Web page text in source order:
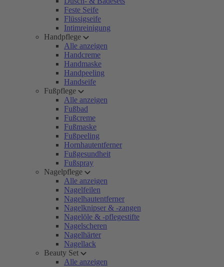
Feste Seife
Flüssigseife
Intimreinigung
Handpflege
Alle anzeigen
Handcreme
Handmaske
Handpeeling
Handseife
Fußpflege
Alle anzeigen
Fußbad
Fußcreme
Fußmaske
Fußpeeling
Hornhautentferner
Fußgesundheit
Fußspray
Nagelpflege
Alle anzeigen
Nagelfeilen
Nagelhautentferner
Nagelknipser & -zangen
Nagelöle & -pflegestifte
Nagelscheren
Nagelhärter
Nagellack
Beauty Set
Alle anzeigen